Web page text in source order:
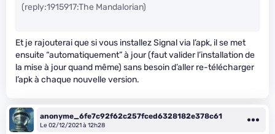
(reply:1915917:The Mandalorian)
Et je rajouterai que si vous installez Signal via l’apk, il se met
ensuite “automatiquement” à jour (faut valider l’installation de
la mise à jour quand même) sans besoin d’aller re-télécharger
l’apk à chaque nouvelle version.
anonyme_6fe7c92f62c257fced6328182e378c61
Le 02/12/2021 à 12h28